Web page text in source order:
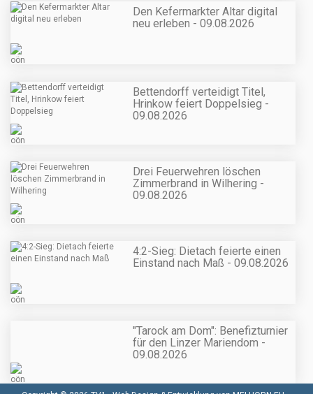
Den Kefermarkter Altar digital
neu erleben - 09.08.2026
Bettendorff verteidigt Titel,
Hrinkow feiert Doppelsieg -
09.08.2026
Drei Feuerwehren löschen
Zimmerbrand in Wilhering -
09.08.2026
4:2-Sieg: Dietach feierte einen
Einstand nach Maß - 09.08.2026
"Tarock am Dom": Benefizturnier
für den Linzer Mariendom -
09.08.2026